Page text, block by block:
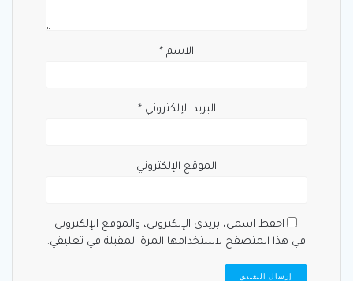
الاسم *
البريد الإلكتروني*
الموقع الإلكتروني
احفظ اسمي، بريدي الإلكتروني، والموقع الإلكتروني
في هذا المتصفح لاستخدامها المرة المقبلة في تعليقي.